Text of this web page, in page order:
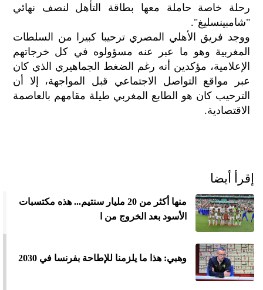
رحلة خاصة حاملة معها بطاقة التأهل لنصف نهائي
"شامبينسليغ".
ووجد فريق الأهلي المصري ترحيبا كبيرا من السلطات
المغربية وهو ما عبر عنه مسؤولوه في كل خرجاتهم
الإعلامية، مؤكدين أنه رغم الضغط الجماهيري الذي كان
عبر مواقع التواصل الاجتماعي قبل المواجهة، إلا أن
الترحيب كان هو الطابع المغربي طيلة مقامهم بالعاصمة
الاقتصادية.
إقرأ أيضا
منها أكثر من 20 مليار سنتيم... هذه مكتسبات
الأسود بعد الخروج من ا
وهبي: هذا ما يلزمنا للإطاحة بفرنسا في 2030